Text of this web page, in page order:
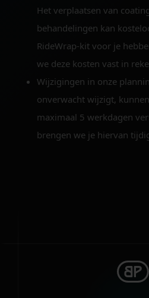
Het verplaatsen van
behandelingen kan
RideWrap-kit voor je
we deze kosten vast in
Wijzigingen in onze
onverwacht wijzigt,
maximaal 5 werkdagen
brengen we je hiervan